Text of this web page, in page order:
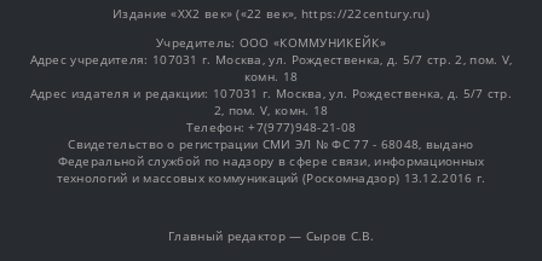
Издание «XX2 век» («22 век», https://22century.ru)
Учредитель: OOO «КОММУНИКЕЙК»
Адрес учредителя: 107031 г. Москва, ул. Рождественка, д. 5/7 стр. 2, пом. V,
комн. 18
Адрес издателя и редакции: 107031 г. Москва, ул. Рождественка, д. 5/7 стр.
2, пом. V, комн. 18
Телефон: +7(977)948-21-08
Свидетельство о регистрации СМИ ЭЛ № ФС 77 - 68048, выдано
Федеральной службой по надзору в сфере связи, информационных
технологий и массовых коммуникаций (Роскомнадзор) 13.12.2016 г.
Главный редактор — Сыров С.В.